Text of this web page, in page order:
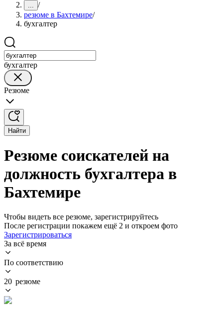
... /
резюме в Бахтемире/
бухгалтер
бухгалтер
Резюме
Найти
Резюме соискателей на
должность бухгалтера в
Бахтемире
Чтобы видеть все резюме, зарегистрируйтесь
После регистрации покажем ещё 2 и откроем фото
Зарегистрироваться
За всё время
По соответствию
20 резюме